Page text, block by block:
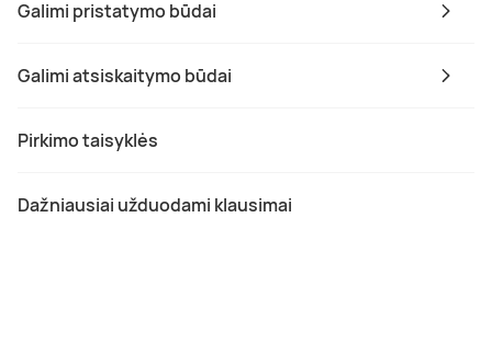
Galimi pristatymo būdai
Galimi atsiskaitymo būdai
Pirkimo taisyklės
Dažniausiai užduodami klausimai